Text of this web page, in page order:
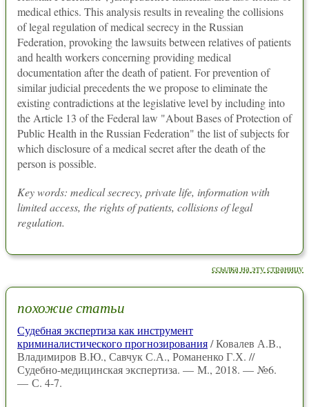
medical ethics. This analysis results in revealing the collisions
of legal regulation of medical secrecy in the Russian
Federation, provoking the lawsuits between relatives of patients
and health workers concerning providing medical
documentation after the death of patient. For prevention of
similar judicial precedents the we propose to eliminate the
existing contradictions at the legislative level by including into
the Article 13 of the Federal law "About Bases of Protection of
Public Health in the Russian Federation" the list of subjects for
which disclosure of a medical secret after the death of the
person is possible.
Key words: medical secrecy, private life, information with
limited access, the rights of patients, collisions of legal
regulation.
ссылка на эту страницу
похожие статьи
Судебная экспертиза как инструмент
криминалистического прогнозирования/ Ковалев А.В.,
Владимиров В.Ю., Савчук С.А., Романенко Г.Х. //
Судебно-медицинская экспертиза. — М., 2018. — №6.
— С. 4-7.